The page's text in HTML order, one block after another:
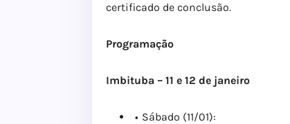
certificado de conclusão.
Programação
Imbituba – 11 e 12 de janeiro
Sábado (11/01):